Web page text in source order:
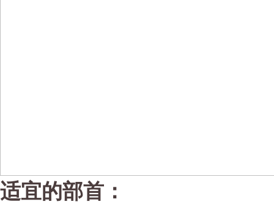
适宜的部首：